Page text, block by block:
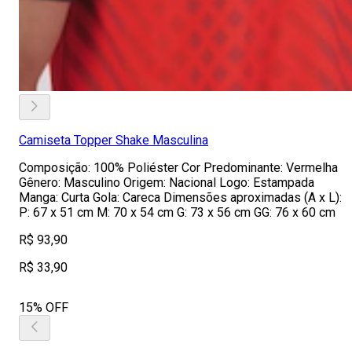
Camiseta Topper Shake Masculina
Composição: 100% Poliéster Cor Predominante: Vermelha
Gênero: Masculino Origem: Nacional Logo: Estampada
Manga: Curta Gola: Careca Dimensões aproximadas (A x L):
P: 67 x 51 cm M: 70 x 54 cm G: 73 x 56 cm GG: 76 x 60 cm
R$ 93,90
R$ 33,90
15% OFF